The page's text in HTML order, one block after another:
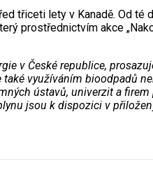
třiceti lety v Kanadě. Od
prostřednictvím akce
v České republice,
využíváním bioodpadů
ústavů, univerzit a
jsou k dispozici v